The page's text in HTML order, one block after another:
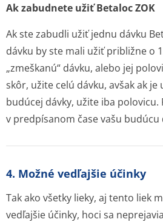
Ak zabudnete užiť Betaloc ZOK
Ak ste zabudli užiť jednu dávku
dávku by ste mali užiť približne o
„zmeškanú“ dávku, alebo jej
skôr, užite celú dávku, avšak ak je
budúcej dávky, užite iba
v predpísanom čase vašu budúcu
4. Možné vedľajšie účinky
Tak ako všetky lieky, aj tento liek
vedľajšie účinky, hoci sa